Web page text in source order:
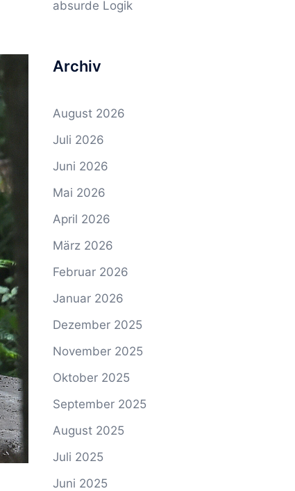
absurde Logik
Archiv
August 2026
Juli 2026
Juni 2026
Mai 2026
April 2026
März 2026
Februar 2026
Januar 2026
Dezember 2025
November 2025
Oktober 2025
September 2025
August 2025
Juli 2025
Juni 2025